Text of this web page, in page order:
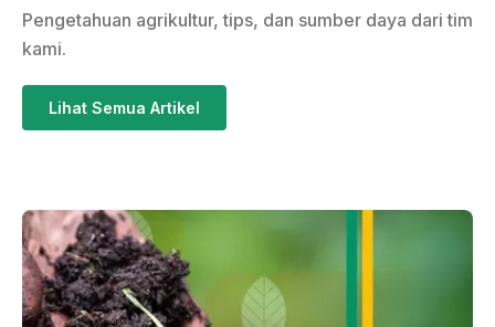
Pengetahuan agrikultur, tips, dan sumber daya dari tim
kami.
Lihat Semua Artikel